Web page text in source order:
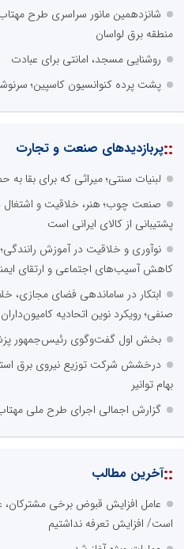
شانزدهمین مانور سراسری طرح مهتاب
منطقه برق لواسان
روشنایی مسجد، امانتی برای عبادت
پشت پرده کنوانسیون کاسپین؛
::پربازدیدهای صنعت و تجارت
لبنیات سنتی؛ میراثی که برای بقا به
صنعت چوب؛ هنر، خلاقیت و اشتغال در
پشتیبانی از کالای ایرانی است
نوآوری و خلاقیت در آموزش
کاهش آسیب‌های اجتماعی و ارتقای
ابتکار در ساماندهی فضای مجازی،
صنفی؛ رویکرد نوین اتحادیه
بخش اول گفت‌وگوی رئیس‌جمهور
درخشش شرکت توزیع نیروی برق
بهام توانیر
گزارش اجمالی اجرای طرح ملی مهتاب در ۱۷ شهرستان استان
::آخرین مطالب
عامل افزایش قبوض برخی مشترکان،
است/ افزایش تعرفه نداشتیم